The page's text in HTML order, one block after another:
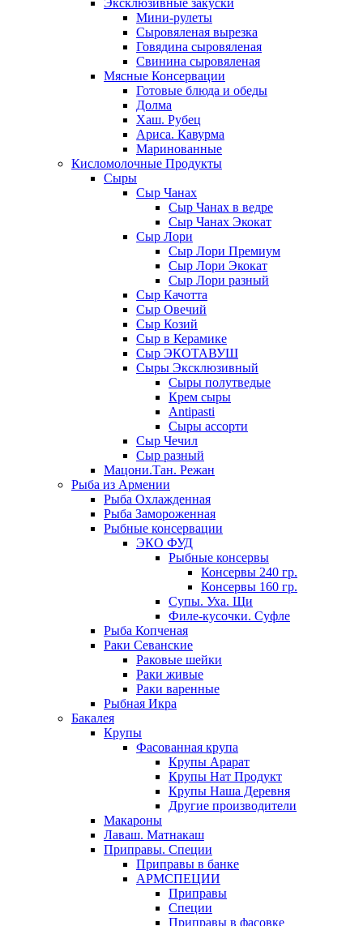
Эксклюзивные закуски
Мини-рулеты
Сыровяленая вырезка
Говядина сыровяленая
Свинина сыровяленая
Мясные Консервации
Готовые блюда и обеды
Долма
Хаш. Рубец
Ариса. Кавурма
Маринованные
Кисломолочные Продукты
Сыры
Сыр Чанах
Сыр Чанах в ведре
Сыр Чанах Экокат
Сыр Лори
Сыр Лори Премиум
Сыр Лори Экокат
Сыр Лори разный
Сыр Качотта
Сыр Овечий
Сыр Козий
Сыр в Керамике
Сыр ЭКОТАВУШ
Сыры Эксклюзивный
Сыры полутведые
Крем сыры
Antipasti
Сыры ассорти
Сыр Чечил
Сыр разный
Мацони.Тан. Режан
Рыба из Армении
Рыба Охлажденная
Рыба Замороженная
Рыбные консервации
ЭКО ФУД
Рыбные консервы
Консервы 240 гр.
Консервы 160 гр.
Супы. Уха. Щи
Филе-кусочки. Суфле
Рыба Копченая
Раки Севанские
Раковые шейки
Раки живые
Раки варенные
Рыбная Икра
Бакалея
Крупы
Фасованная крупа
Крупы Арарат
Крупы Нат Продукт
Крупы Наша Деревня
Другие производители
Макароны
Лаваш. Матнакаш
Приправы. Специи
Приправы в банке
АРМСПЕЦИИ
Приправы
Специи
Приправы в фасовке